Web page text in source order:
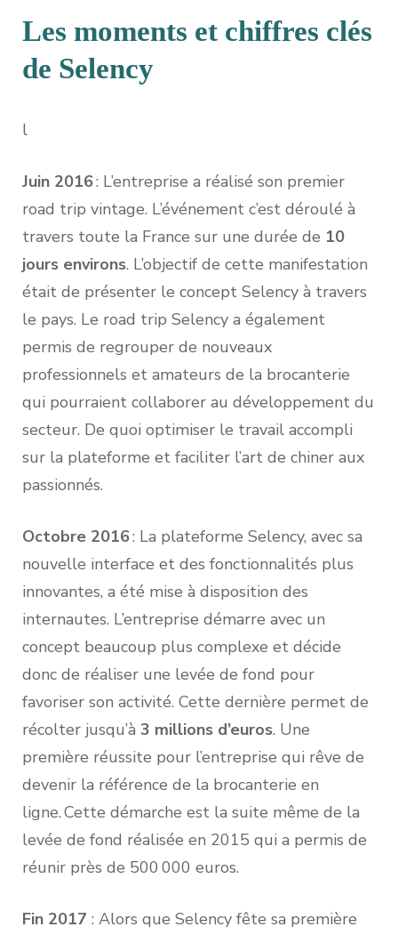
Les moments et chiffres clés
de Selency
l
Juin 2016: L’entreprise a réalisé son premier
road trip vintage. L’événement c’est déroulé à
travers toute la France sur une durée de 10
jours environs. L’objectif de cette manifestation
était de présenter le concept Selency à travers
le pays. Le road trip Selency a également
permis de regrouper de nouveaux
professionnels et amateurs de la brocanterie
qui pourraient collaborer au développement du
secteur. De quoi optimiser le travail accompli
sur la plateforme et faciliter l’art de chiner aux
passionnés.
Octobre 2016: La plateforme Selency, avec sa
nouvelle interface et des fonctionnalités plus
innovantes, a été mise à disposition des
internautes. L’entreprise démarre avec un
concept beaucoup plus complexe et décide
donc de réaliser une levée de fond pour
favoriser son activité. Cette dernière permet de
récolter jusqu’à 3 millions d’euros. Une
première réussite pour l’entreprise qui rêve de
devenir la référence de la brocanterie en
ligne. Cette démarche est la suite même de la
levée de fond réalisée en 2015 qui a permis de
réunir près de 500 000 euros.
Fin 2017 : Alors que Selency fête sa première